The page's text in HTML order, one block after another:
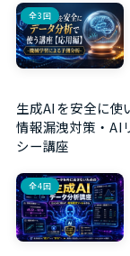
全3回
生成AIを安全に使
情報漏洩対策・AI
シー講座
全4回